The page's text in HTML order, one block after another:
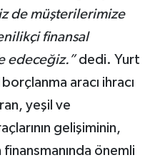
de müşterilerimize
finansal
edeceğiz.”dedi. Yurt
aracı ihracı
yeşil ve
gelişiminin,
önemli